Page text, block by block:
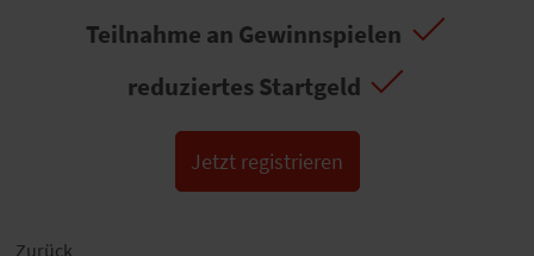
Teilnahme an Gewinnspielen
reduziertes Startgeld
Jetzt registrieren
Zurück